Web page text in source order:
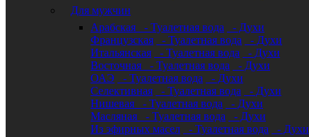
Для мужчин
Арабская
- Туалетная вода
- Духи
Французская
- Туалетная вода
- Духи
Итальянская
- Туалетная вода
- Духи
Восточная
- Туалетная вода
- Духи
ОАЭ
- Туалетная вода
- Духи
Селективная
- Туалетная вода
- Духи
Нишевая
- Туалетная вода
- Духи
Масляная
- Туалетная вода
- Духи
Из эфирных масел
- Туалетная вода
- Духи